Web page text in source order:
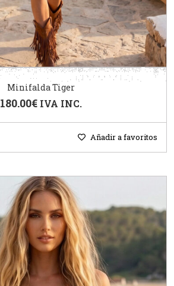
Minifalda Tiger
180.00€ IVA INC.
Añadir a favoritos